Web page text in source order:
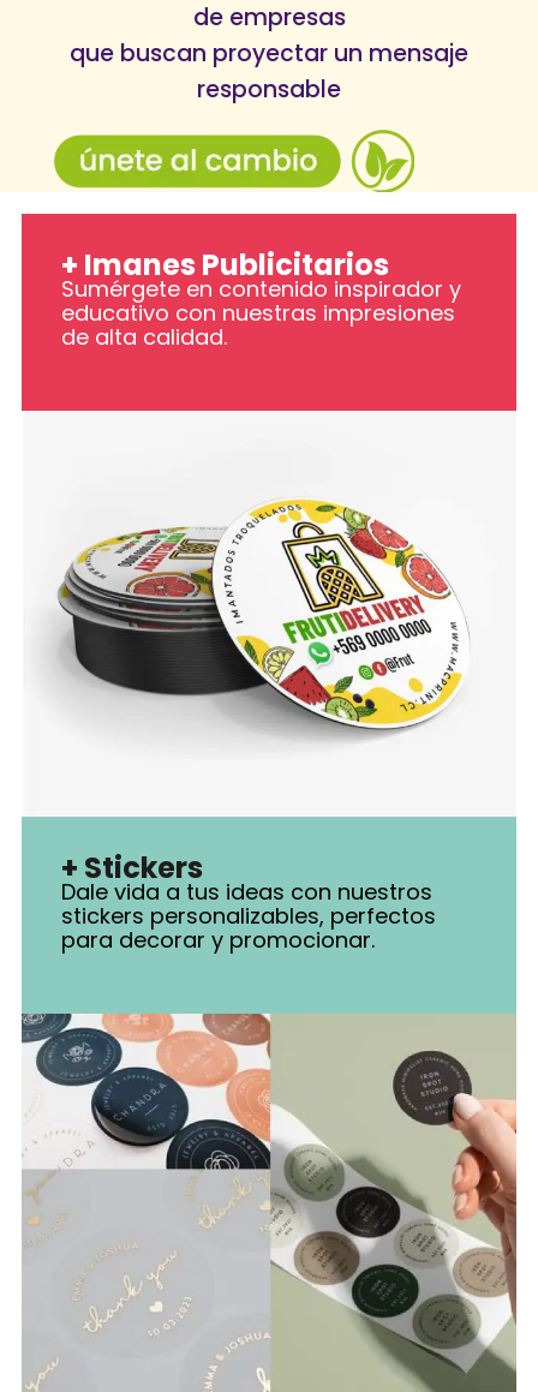
de empresas
que buscan proyectar un mensaje
responsable
+ Imanes Publicitarios
Sumérgete en contenido inspirador y
educativo con nuestras impresiones
de alta calidad.
+ Stickers
Dale vida a tus ideas con nuestros
stickers personalizables, perfectos
para decorar y promocionar.